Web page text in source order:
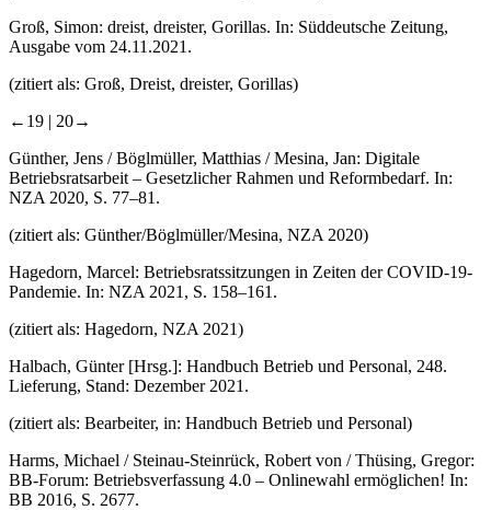
Groß, Simon: dreist, dreister, Gorillas. In: Süddeutsche Zeitung,
Ausgabe vom 24.11.2021.
(zitiert als: Groß, Dreist, dreister, Gorillas)
←19 | 20→
Günther, Jens / Böglmüller, Matthias / Mesina, Jan: Digitale
Betriebsratsarbeit – Gesetzlicher Rahmen und Reformbedarf. In:
NZA 2020, S. 77–81.
(zitiert als: Günther/Böglmüller/Mesina, NZA 2020)
Hagedorn, Marcel: Betriebsratssitzungen in Zeiten der COVID-19-
Pandemie. In: NZA 2021, S. 158–161.
(zitiert als: Hagedorn, NZA 2021)
Halbach, Günter [Hrsg.]: Handbuch Betrieb und Personal, 248.
Lieferung, Stand: Dezember 2021.
(zitiert als: Bearbeiter, in: Handbuch Betrieb und Personal)
Harms, Michael / Steinau-Steinrück, Robert von / Thüsing, Gregor:
BB-Forum: Betriebsverfassung 4.0 – Onlinewahl ermöglichen! In:
BB 2016, S. 2677.